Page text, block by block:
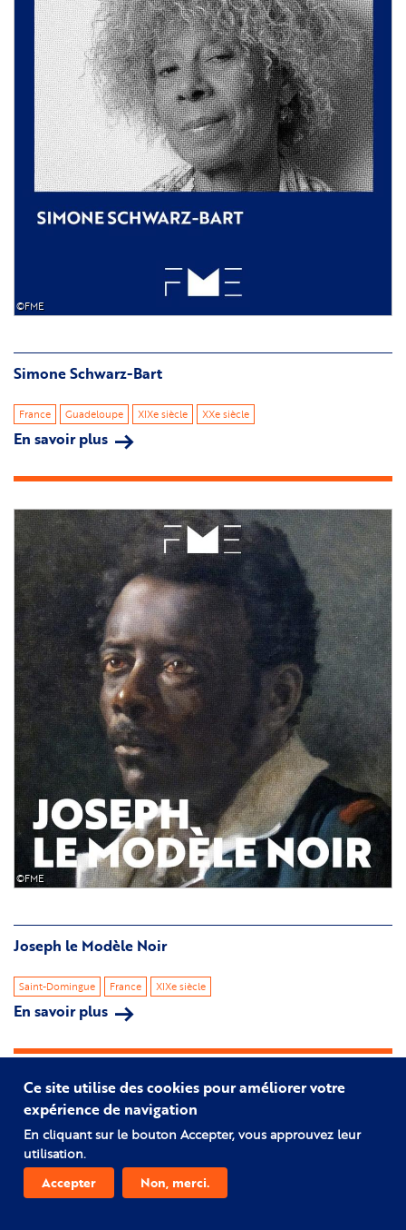
©FME
Simone Schwarz-Bart
France Guadeloupe XIXe siècle XXe siècle
En savoir plus sur
Schwarz-
Bart
Image
©FME
Joseph le Modèle Noir
Saint-Domingue France XIXe siècle
En savoir plus sur
le
Modèle
Noir
Image
Ce site utilise des cookies pour améliorer votre
expérience de navigation
En cliquant sur le bouton Accepter, vous approuvez leur
utilisation.
Accepter Non, merci.